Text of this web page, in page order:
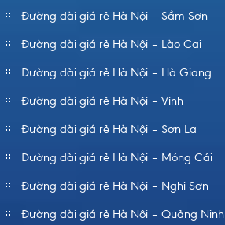
Đường dài giá rẻ Hà Nội – Sầm Sơn
Đường dài giá rẻ Hà Nội – Lào Cai
Đường dài giá rẻ Hà Nội – Hà Giang
Đường dài giá rẻ Hà Nội – Vinh
Đường dài giá rẻ Hà Nội – Sơn La
Đường dài giá rẻ Hà Nội – Móng Cái
Đường dài giá rẻ Hà Nội – Nghi Sơn
Đường dài giá rẻ Hà Nội – Quảng Ninh